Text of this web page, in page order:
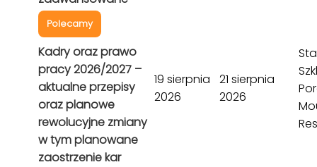
Polecamy
Kadry oraz prawo
pracy 2026/2027 –
aktualne przepisy
oraz planowe
rewolucyjne zmiany
w tym planowane
zaostrzenie kar
19 sierpnia
2026
21 sierpnia
2026